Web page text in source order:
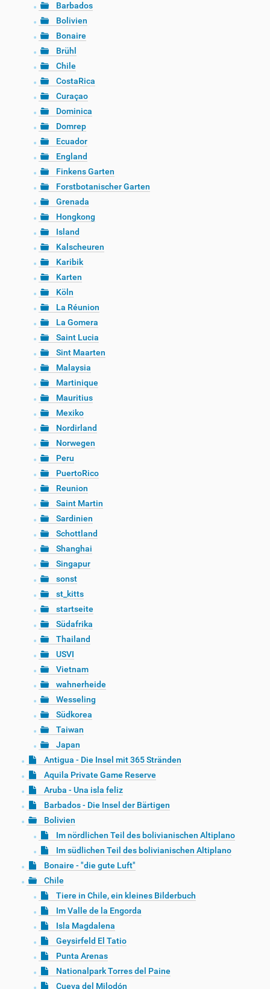
Barbados
Bolivien
Bonaire
Brühl
Chile
CostaRica
Curaçao
Dominica
Domrep
Ecuador
England
Finkens Garten
Forstbotanischer Garten
Grenada
Hongkong
Island
Kalscheuren
Karibik
Karten
Köln
La Réunion
La Gomera
Saint Lucia
Sint Maarten
Malaysia
Martinique
Mauritius
Mexiko
Nordirland
Norwegen
Peru
PuertoRico
Reunion
Saint Martin
Sardinien
Schottland
Shanghai
Singapur
sonst
st_kitts
startseite
Südafrika
Thailand
USVI
Vietnam
wahnerheide
Wesseling
Südkorea
Taiwan
Japan
Antigua - Die Insel mit 365 Stränden
Aquila Private Game Reserve
Aruba - Una isla feliz
Barbados - Die Insel der Bärtigen
Bolivien
Im nördlichen Teil des bolivianischen Altiplano
Im südlichen Teil des bolivianischen Altiplano
Bonaire - "die gute Luft"
Chile
Tiere in Chile, ein kleines Bilderbuch
Im Valle de la Engorda
Isla Magdalena
Geysirfeld El Tatio
Punta Arenas
Nationalpark Torres del Paine
Cueva del Milodón